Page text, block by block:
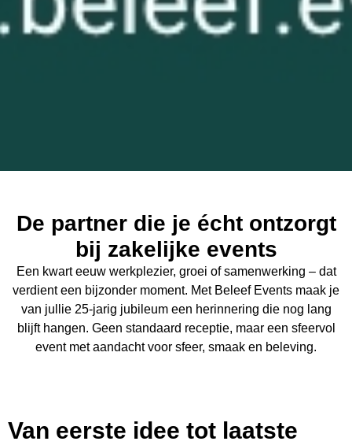
De partner die je écht ontzorgt
bij zakelijke events
Een kwart eeuw werkplezier, groei of samenwerking – dat
verdient een bijzonder moment. Met Beleef Events maak je
van jullie 25-jarig jubileum een herinnering die nog lang
blijft hangen. Geen standaard receptie, maar een sfeervol
event met aandacht voor sfeer, smaak en beleving.
Van eerste idee tot laatste